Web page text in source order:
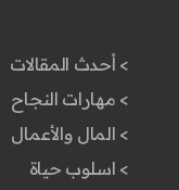
> أحدث المقالات
> مهارات النجاح
> المال والأعمال
> اسلوب حياة